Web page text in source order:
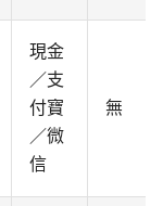
現金
／支
付寶
／微
信
無